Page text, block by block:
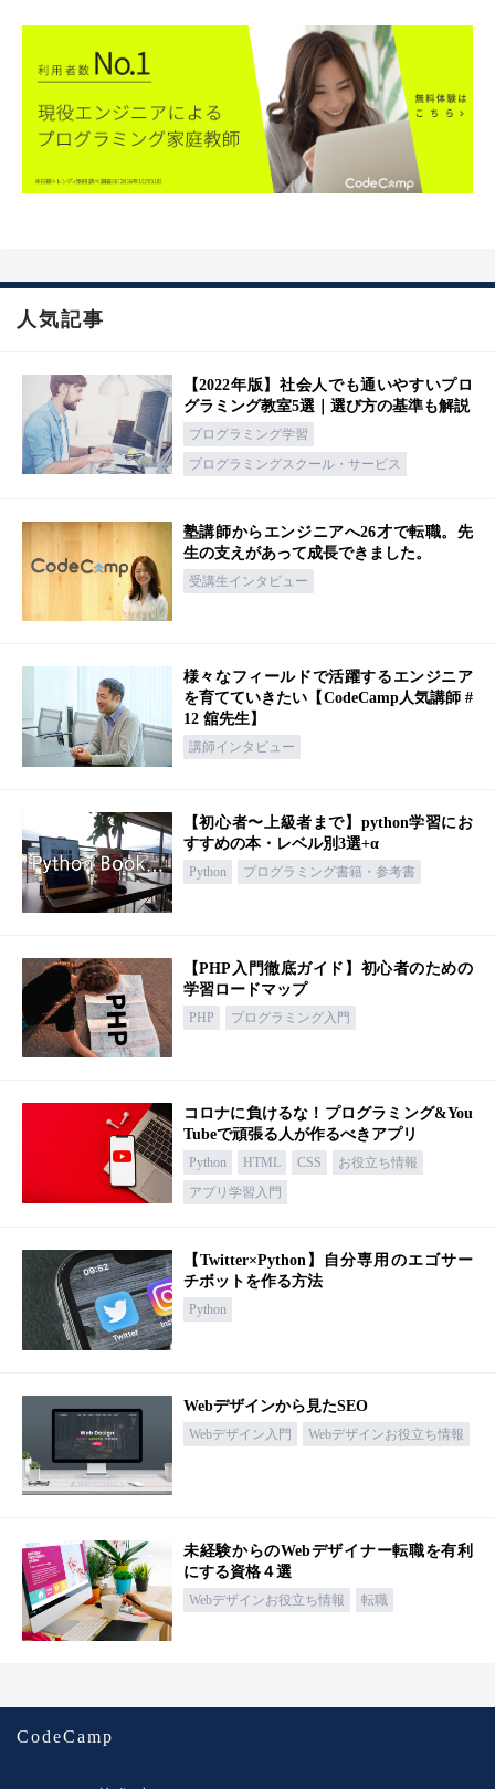
人気記事
【2022年版】社会人でも通いやすいプロ
グラミング教室5選｜選び方の基準も解説
プログラミング学習
プログラミングスクール・サービス
塾講師からエンジニアへ26才で転職。先
生の支えがあって成長できました。
受講生インタビュー
様々なフィールドで活躍するエンジニア
を育てていきたい【CodeCamp人気講師 #
12 舘先生】
講師インタビュー
【初心者〜上級者まで】python学習にお
すすめの本・レベル別3選+α
Python プログラミング書籍・参考書
【PHP入門徹底ガイド】初心者のための
学習ロードマップ
PHP プログラミング入門
コロナに負けるな！プログラミング&You
Tubeで頑張る人が作るべきアプリ
Python HTML CSS
お役立ち情報
アプリ学習入門
【Twitter×Python】自分専用のエゴサー
チボットを作る方法
Python
Webデザインから見たSEO
Webデザイン入門 Webデザインお役立ち情報
未経験からのWebデザイナー転職を有利
にする資格４選
Webデザインお役立ち情報 転職
CodeCamp